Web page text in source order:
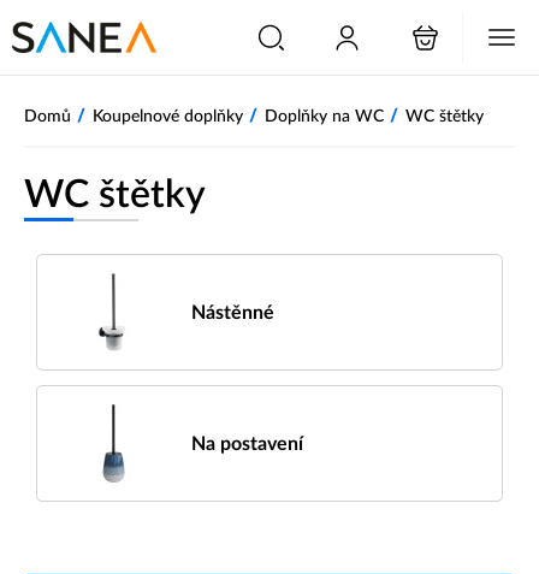
Domů / Koupelnové doplňky / Doplňky na WC / WC štětky
WC štětky
Nástěnné
Na postavení